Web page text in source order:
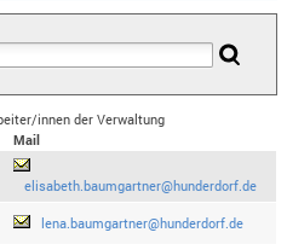
innen der Verwaltung
Mail
elisabeth.baumgartner@hunderdorf.de
lena.baumgartner@hunderdorf.de